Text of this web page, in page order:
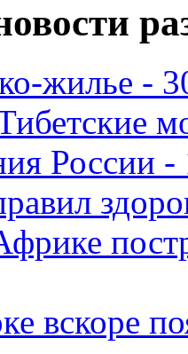
жилье -
России -
вскоре